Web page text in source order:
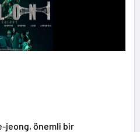
jeong, önemli bir